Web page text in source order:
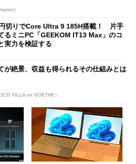
）
切りでCore Ultra 9 185H搭載！ 片手
るミニPC「GEEKOM IT13 Max」のコ
実力を検証する
が絶景、収益も得られるその仕組みとは
VILLA on GOETHE）